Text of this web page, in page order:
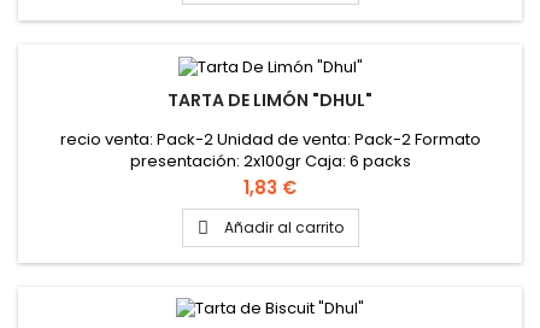
TARTA DE LIMÓN "DHUL"
recio venta: Pack-2 Unidad de venta: Pack-2 Formato
presentación: 2x100gr Caja: 6 packs
Precio
1,83 €
 Añadir al carrito